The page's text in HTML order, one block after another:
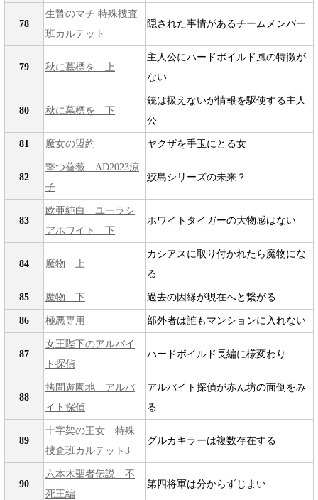
78
生贄のマチ 特殊捜査
班カルテット
隠された事情があるチームメンバー
79 秋に墓標を 上
主人公にハードボイルド風の特徴が
ない
80 秋に墓標を 下
銃は扱えないが情報を駆使する主人
公
81 魔女の盟約 ヤクザを手玉にとる女
82
撃つ薔薇 AD2023涼
子
鮫島シリーズの未来？
83
欧亜純白 ユーラシ
アホワイト 下
ホワイトタイガーの大物感はない
84 魔物 上
カシアスに取り付かれたら魔物にな
る
85 魔物 下 過去の因縁が現在へと繋がる
86 極悪専用 部外者は誰もマンションに入れない
87
女王陛下のアルバイ
ト探偵
ハードボイルド長編に様変わり
88
拷問遊園地 アルバ
イト探偵
アルバイト探偵が赤ん坊の面倒をみ
る
89
十字架の王女 特殊
捜査班カルテット3
グルカキラーは複数存在する
90
六本木聖者伝説 不
死王編
第四将軍は分からずじまい